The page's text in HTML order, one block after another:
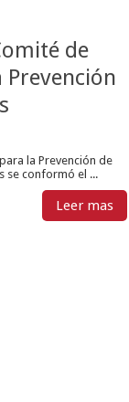
de
Prevención
la Prevención de
se conformó el ...
Leer mas